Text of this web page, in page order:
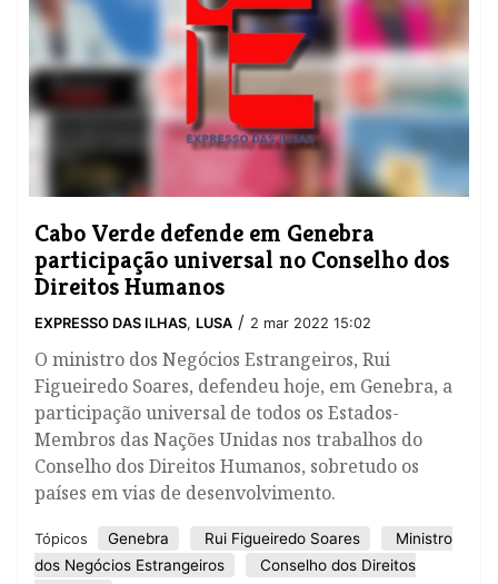
Cabo Verde defende em Genebra
participação universal no Conselho dos
Direitos Humanos
EXPRESSO DAS ILHAS, LUSA / 2 mar 2022 15:02
O ministro dos Negócios Estrangeiros, Rui
Figueiredo Soares, defendeu hoje, em Genebra, a
participação universal de todos os Estados-
Membros das Nações Unidas nos trabalhos do
Conselho dos Direitos Humanos, sobretudo os
países em vias de desenvolvimento.
Tópicos Genebra Rui Figueiredo Soares
Ministro
dos Negócios Estrangeiros
Conselho dos Direitos